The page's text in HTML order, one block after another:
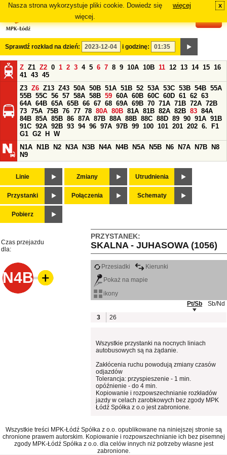
Nasza strona wykorzystuje pliki cookie. Dowiedz się
więcej.
więcej x
Sprawdź rozkład na dzień: i godzinę:
Z Z1 Z2 0 1 2 3 4 5 6 7 8 9 10A 10B 11 12 13 14 15 16
41 43 45
Z3 Z6 Z13 Z43 50A 50B 51A 51B 52 53A 53C 53B 54B 55A
55B 55C 56 57 58A 58B 59 60A 60B 60C 60D 61 62 63
64A 64B 65A 65B 66 67 68 69A 69B 70 71A 71B 72A 72B
73 75A 75B 76 77 78 80A 80B 81A 81B 82A 82B 83 84A
84B 85A 85B 86 87A 87B 88A 88B 88C 88D 89 90 91A 91B
91C 92A 92B 93 94 96 97A 97B 99 100 101 201 202 6.
F1
G1 G2 H
W
N1A
N1B N2 N3A N3B N4A N4B N5A N5B N6 N7A N7B
N8
N9
Linie Zmiany Utrudnienia
Przystanki Połączenia Schematy
Pobierz
PRZYSTANEK:
SKALNA - JUHASOWA (1056)
Czas przejazdu
dla:
N4B
Przesiadki
Kierunki
Pokaż na mapie
ikony
Pt/Sb
Sb/Nd
3
26
Wszystkie przystanki na nocnych liniach
autobusowych są na żądanie.
Zakłócenia ruchu powodują zmiany czasów
odjazdów
Tolerancja: przyspieszenie - 1 min.
opóźnienie - do 4 min.
Kopiowanie i rozpowszechnianie rozkładów
jazdy w celach zarobkowych bez zgody MPK
Łódź Spółka z o.o jest zabronione.
Wszystkie treści MPK-Łódź Spółka z o.o. opublikowane na niniejszej stronie są
chronione prawem autorskim. Kopiowanie i rozpowszechnianie ich bez pisemnej
zgody MPK-Łódź Spółka z o.o. dla celów innych niż potrzeby własne jest
zabronione.